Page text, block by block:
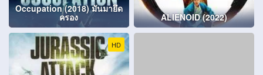
Occupation (2018) มันมายึด
ครอง ALIENOID (2022)
HD